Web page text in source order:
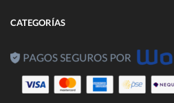
CATEGORÍAS